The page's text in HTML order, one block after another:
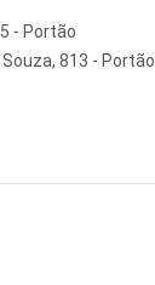
- Portão
813 - Portão